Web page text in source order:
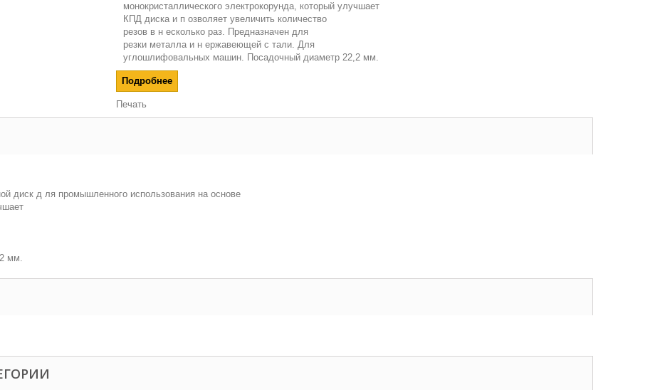
монокристаллического электрокорунда, который улучшает
КПД диска и п озволяет увеличить количество
резов в н есколько раз. Предназначен для
резки металла и н ержавеющей с тали. Для
углошлифовальных машин. Посадочный диаметр 22,2 мм.
Подробнее
Печать
диск д ля промышленного использования на основе
мм.